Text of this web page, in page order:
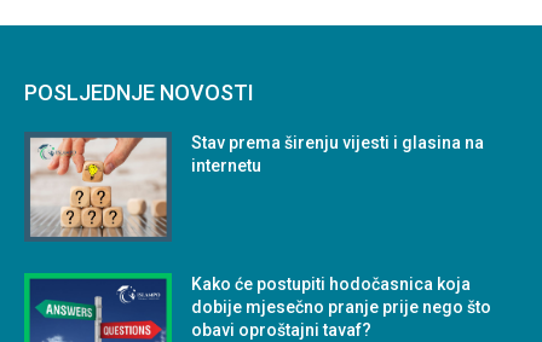
POSLJEDNJE NOVOSTI
Stav prema širenju vijesti i glasina na
internetu
Kako će postupiti hodočasnica koja
dobije mjesečno pranje prije nego što
obavi oproštajni tavaf?